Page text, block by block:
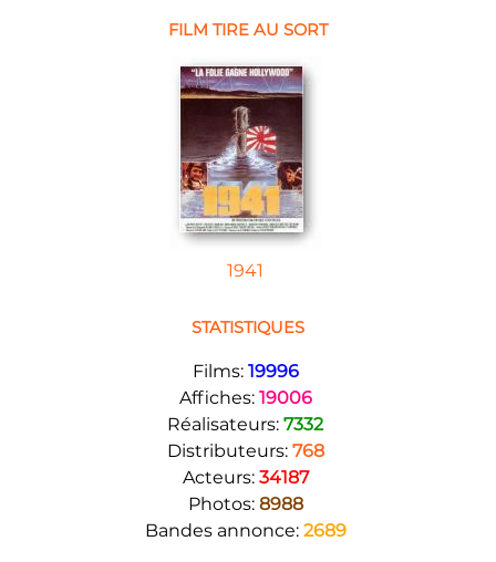
FILM TIRE AU SORT
1941
STATISTIQUES
Films: 19996
Affiches: 19006
Réalisateurs: 7332
Distributeurs: 768
Acteurs: 34187
Photos: 8988
Bandes annonce: 2689